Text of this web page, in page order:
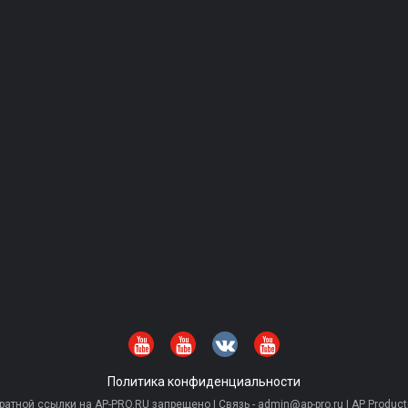
Политика конфиденциальности
ссылки на AP-PRO.RU запрещено | Связь - admin@ap-pro.ru | AP